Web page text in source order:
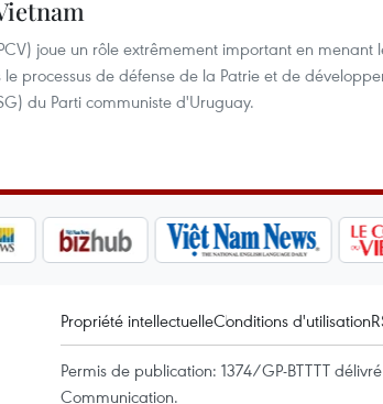
joue un rôle extrêmement important en menant
processus de défense de la Patrie et de
du Parti communiste d'Uruguay.
Propriété intellectuelleConditions d'utilisation
Permis de publication: 1374/GP-BTTTT
Communication.